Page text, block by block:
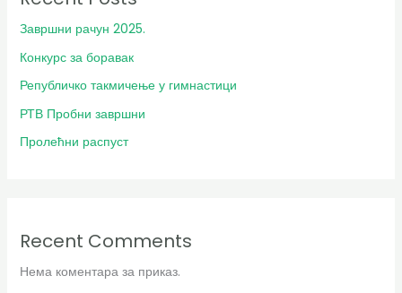
Завршни рачун 2025.
Конкурс за боравак
Републичко такмичење у гимнастици
РТВ Пробни завршни
Пролећни распуст
Recent Comments
Нема коментара за приказ.